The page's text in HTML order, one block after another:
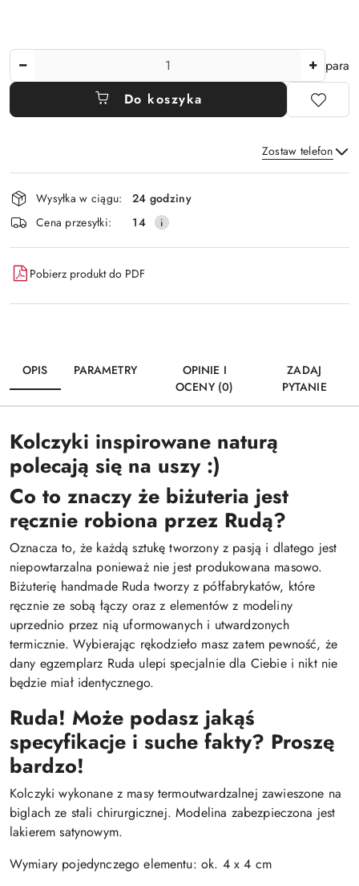
para
Do koszyka
Zostaw telefon
Wyślij
Dostępność
i
dostawa
Wysyłka w ciągu:
24 godziny
Cena przesyłki:
14
Pobierz produkt do PDF
OPIS PARAMETRY
OPINIE I
OCENY (0)
ZADAJ
PYTANIE
Kolczyki inspirowane naturą
polecają się na uszy :)
Co to znaczy że biżuteria jest
ręcznie robiona przez Rudą?
Oznacza to, że każdą sztukę tworzony z pasją i dlatego jest
niepowtarzalna ponieważ nie jest produkowana masowo.
Biżuterię handmade Ruda tworzy z półfabrykatów, które
ręcznie ze sobą łączy oraz z elementów z modeliny
uprzednio przez nią uformowanych i utwardzonych
termicznie. Wybierając rękodzieło masz zatem pewność, że
dany egzemplarz Ruda ulepi specjalnie dla Ciebie i nikt nie
będzie miał identycznego.
Ruda! Może podasz jakąś
specyfikacje i suche fakty? Proszę
bardzo!
Kolczyki wykonane z masy termoutwardzalnej zawieszone na
biglach ze stali chirurgicznej. Modelina zabezpieczona jest
lakierem satynowym.
Wymiary pojedynczego elementu: ok. 4 x 4 cm